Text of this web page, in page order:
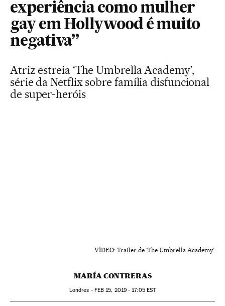
experiência como mulher
gay em Hollywood é muito
negativa”
Atriz estreia ‘The Umbrella Academy’,
série da Netflix sobre família disfuncional
de super-heróis
VÍDEO: Trailer de ‘The Umbrella Academy’.
MARÍA CONTRERAS
Londres - FEB 15, 2019 - 17:05EST